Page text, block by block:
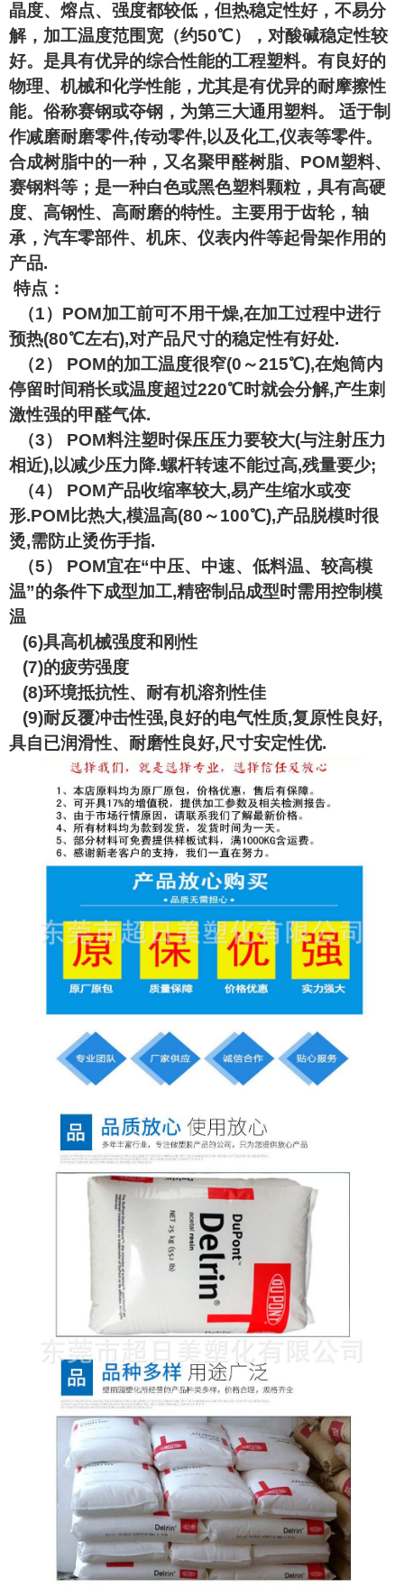
晶度、熔点、强度都较低，但热稳定性好，不易分
解，加工温度范围宽（约50℃），对酸碱稳定性较
好。是具有优异的综合性能的工程塑料。有良好的
物理、机械和化学性能，尤其是有优异的耐摩擦性
能。俗称赛钢或夺钢，为第三大通用塑料。 适于制
作减磨耐磨零件,传动零件,以及化工,仪表等零件。
合成树脂中的一种，又名聚甲醛树脂、POM塑料、
赛钢料等；是一种白色或黑色塑料颗粒，具有高硬
度、高钢性、高耐磨的特性。主要用于齿轮，轴
承，汽车零部件、机床、仪表内件等起骨架作用的
产品.
特点：
（1）POM加工前可不用干燥,在加工过程中进行
预热(80℃左右),对产品尺寸的稳定性有好处.
（2） POM的加工温度很窄(0～215℃),在炮筒内
停留时间稍长或温度超过220℃时就会分解,产生刺
激性强的甲醛气体.
（3） POM料注塑时保压压力要较大(与注射压力
相近),以减少压力降.螺杆转速不能过高,残量要少;
（4） POM产品收缩率较大,易产生缩水或变
形.POM比热大,模温高(80～100℃),产品脱模时很
烫,需防止烫伤手指.
（5） POM宜在“中压、中速、低料温、较高模
温”的条件下成型加工,精密制品成型时需用控制模
温
(6)具高机械强度和刚性
(7)的疲劳强度
(8)环境抵抗性、耐有机溶剂性佳
(9)耐反覆冲击性强,良好的电气性质,复原性良好,
具自已润滑性、耐磨性良好,尺寸安定性优.